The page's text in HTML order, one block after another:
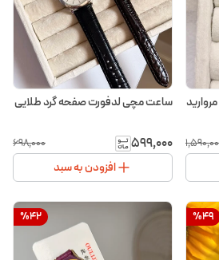
ساعت مچی لدفورت صفحه گرد طلایی
۵۹۹٬۰۰۰ ۶۹۸٬۰۰۰
افزودن به سبد
%49
%42